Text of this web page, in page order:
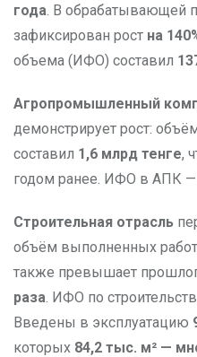
года. В обрабатывающей
зафиксирован рост на
объема (ИФО) составил
Агропромышленный
демонстрирует рост:
составил 1,6 млрд тенге,
годом ранее. ИФО в АПК —
Строительная отрасль
объём выполненных работ
также превышает
раза. ИФО по
Введены в эксплуатацию
которых 84,2 тыс. м² —